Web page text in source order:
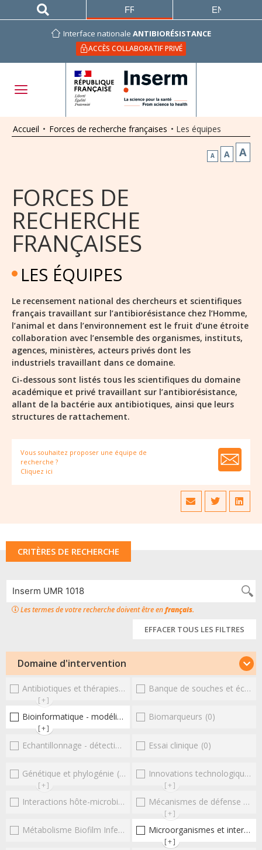
Interface nationale ANTIBIORÉSISTANCE
ACCÈS COLLABORATIF PRIVÉ
FRANÇAIS ENGLISH
Accueil • Forces de recherche françaises • Les équipes
A A A
FORCES DE
RECHERCHE
FRANÇAISES
LES ÉQUIPES
Le recensement national des chercheurs et scientifiques
français travaillant sur l’antibiorésistance chez l’Homme,
l’animal et dans l’environnement est le fruit d’une étroite
collaboration avec l’ensemble des organismes, instituts,
agences, ministères, acteurs privés dont les
industriels travaillant dans ce domaine.
Ci-dessous sont listés tous les scientifiques du domaine
académique et privé travaillant sur l’antibiorésistance,
allant de la bactérie aux antibiotiques, ainsi que leurs
structures de rattachement.
Vous souhaitez proposer une équipe de
recherche ?
Cliquez ici
CRITÈRES DE RECHERCHE
Les termes de votre recherche doivent être enfrançais.
EFFACER TOUS LES FILTRES
Domaine d'intervention
Antibiotiques et thérapies alternatives (0)
[+]
Banque de souches et échantillons
Bioinformatique - modélisation - structure (1)
[+]
Biomarqueurs (0)
Echantillonnage - détection et diagnostic (0)
Essai clinique (0)
Génétique et phylogénie (0)
[+]
Innovations technologiques et omiques
[+]
Interactions hôte-microbioteEntérocoques (0)
Mécanismes de défense microbiens
[+]
Métabolisme Biofilm Infections respiratoires (0)
Microorganismes et interactions/réponse de l'hôte
[+]